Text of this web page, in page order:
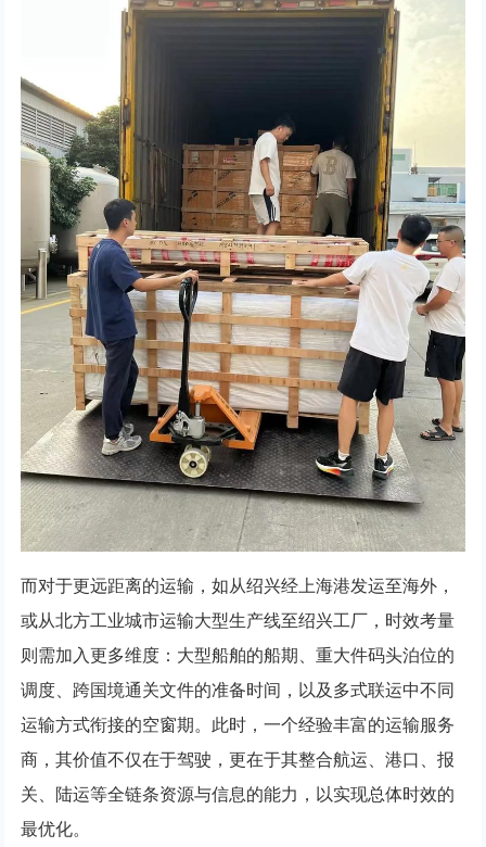
而对于更远距离的运输，如从绍兴经上海港发运至海外，
或从北方工业城市运输大型生产线至绍兴工厂，时效考量
则需加入更多维度：大型船舶的船期、重大件码头泊位的
调度、跨国境通关文件的准备时间，以及多式联运中不同
运输方式衔接的空窗期。此时，一个经验丰富的运输服务
商，其价值不仅在于驾驶，更在于其整合航运、港口、报
关、陆运等全链条资源与信息的能力，以实现总体时效的
最优化。